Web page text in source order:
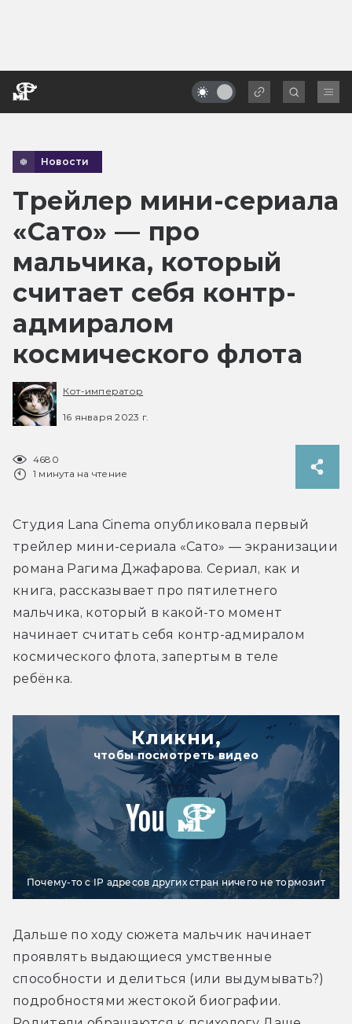
Новости
Трейлер мини-сериала
«Сато» — про
мальчика, который
считает себя контр-
адмиралом
космического флота
Кот-император
16 января 2023 г.
4680
1 минута на чтение
Студия Lana Cinema опубликовала первый
трейлер мини-сериала «Сато» — экранизации
романа Рагима Джафарова. Сериал, как и
книга, рассказывает про пятилетнего
мальчика, который в какой-то момент
начинает считать себя контр-адмиралом
космического флота, запертым в теле
ребёнка.
Кликни,
чтобы посмотреть видео
Почему-то с IP адресов других стран ничего не тормозит
Дальше по ходу сюжета мальчик начинает
проявлять выдающиеся умственные
способности и делиться (или выдумывать?)
подробностями жестокой биографии.